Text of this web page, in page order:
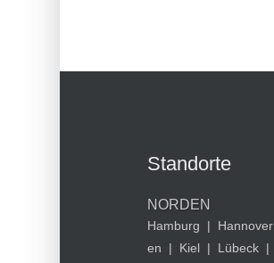
Standorte
NORDEN
Hamburg | Hannover
en
| Kiel | Lübeck |